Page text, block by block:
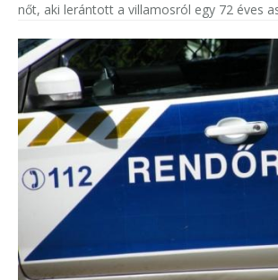
nőt, aki lerántott a villamosról egy 72 éves